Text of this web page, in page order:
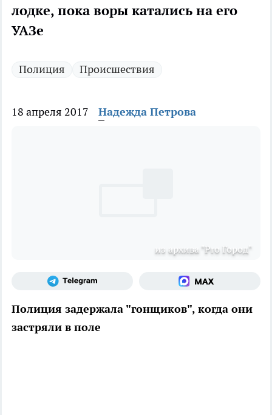
лодке, пока воры катались на его
УАЗе
Полиция Происшествия
18 апреля 2017 Надежда Петрова
из архива "Pro Город"
Полиция задержала "гонщиков", когда они
застряли в поле